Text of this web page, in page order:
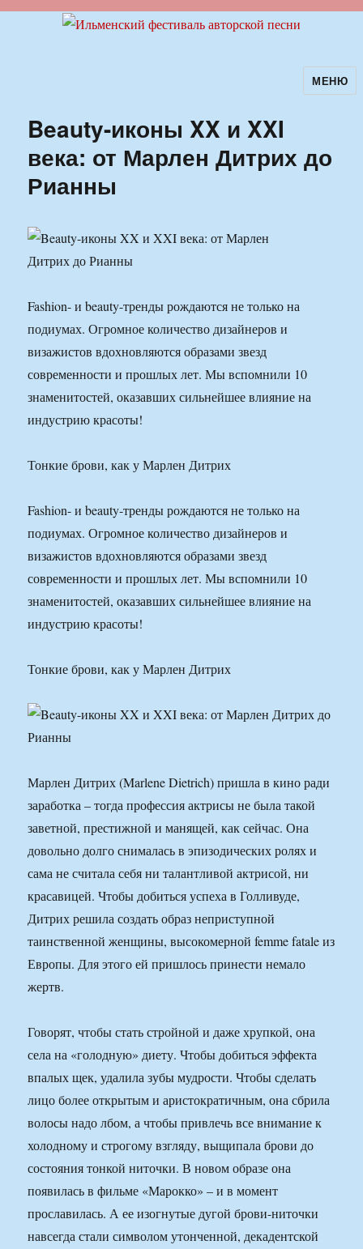
Ильменский фестиваль авторской
песни
МЕНЮ
Beauty-иконы XX и XXI
века: от Марлен Дитрих до
Рианны
Fashion- и beauty-тренды рождаются не только на
подиумах. Огромное количество дизайнеров и
визажистов вдохновляются образами звезд
современности и прошлых лет. Мы вспомнили 10
знаменитостей, оказавших сильнейшее влияние на
индустрию красоты!
Тонкие брови, как у Марлен Дитрих
Fashion- и beauty-тренды рождаются не только на
подиумах. Огромное количество дизайнеров и
визажистов вдохновляются образами звезд
современности и прошлых лет. Мы вспомнили 10
знаменитостей, оказавших сильнейшее влияние на
индустрию красоты!
Тонкие брови, как у Марлен Дитрих
Марлен Дитрих (Marlene Dietrich) пришла в кино ради
заработка – тогда профессия актрисы не была такой
заветной, престижной и манящей, как сейчас. Она
довольно долго снималась в эпизодических ролях и
сама не считала себя ни талантливой актрисой, ни
красавицей. Чтобы добиться успеха в Голливуде,
Дитрих решила создать образ неприступной
таинственной женщины, высокомерной femme fatale из
Европы. Для этого ей пришлось принести немало
жертв.
Говорят, чтобы стать стройной и даже хрупкой, она
села на «голодную» диету. Чтобы добиться эффекта
впалых щек, удалила зубы мудрости. Чтобы сделать
лицо более открытым и аристократичным, она сбрила
волосы надо лбом, а чтобы привлечь все внимание к
холодному и строгому взгляду, выщипала брови до
состояния тонкой ниточки. В новом образе она
появилась в фильме «Марокко» – и в момент
прославилась. А ее изогнутые дугой брови-ниточки
навсегда стали символом утонченной, декадентской